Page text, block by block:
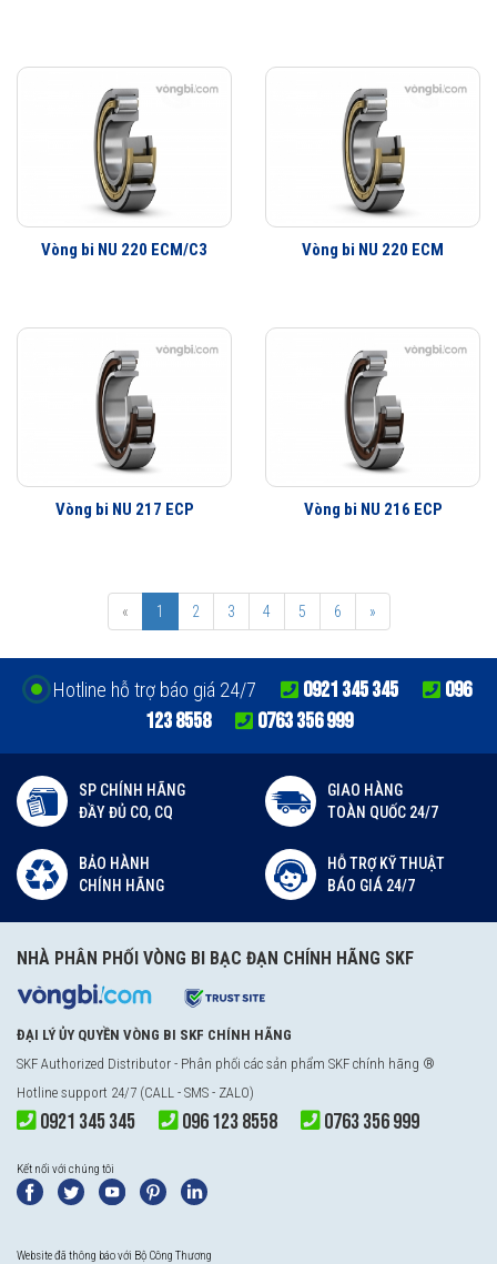
Vòng bi NU 220 ECM/C3 Vòng bi NU 220 ECM
Vòng bi NU 217 ECP Vòng bi NU 216 ECP
« 1 2 3 4 5 6 »
Hotline hỗ trợ báo giá 24/7 0921 345 345
096
123 8558
0763 356 999
SP CHÍNH HÃNG
ĐẦY ĐỦ CO, CQ
GIAO HÀNG
TOÀN QUỐC 24/7
BẢO HÀNH
CHÍNH HÃNG
HỖ TRỢ KỸ THUẬT
BÁO GIÁ 24/7
NHÀ PHÂN PHỐI VÒNG BI BẠC ĐẠN CHÍNH HÃNG SKF
ĐẠI LÝ ỦY QUYỀN VÒNG BI SKF CHÍNH HÃNG
SKF Authorized Distributor - Phân phối các sản phẩm SKF chính hãng ®
Hotline support 24/7 (CALL - SMS - ZALO)
0921 345 345 096 123 8558 0763 356 999
Kết nối với chúng tôi
Website đã thông báo với Bộ Công Thương